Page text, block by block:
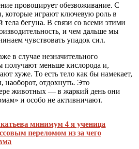
провоцирует обезвоживание. С
которые играют ключевую роль в
бегуна. В связи со всеми этими
и чем дальше мы
чувствовать упадок сил.
в случае незначительного
меньше кислорода и,
хуже. То есть тело как бы намекает,
наоборот, отдохнуть. Это
животных — в жаркий день они
и особо не активничают.
минимум 4 я ученица
переломом из за чего